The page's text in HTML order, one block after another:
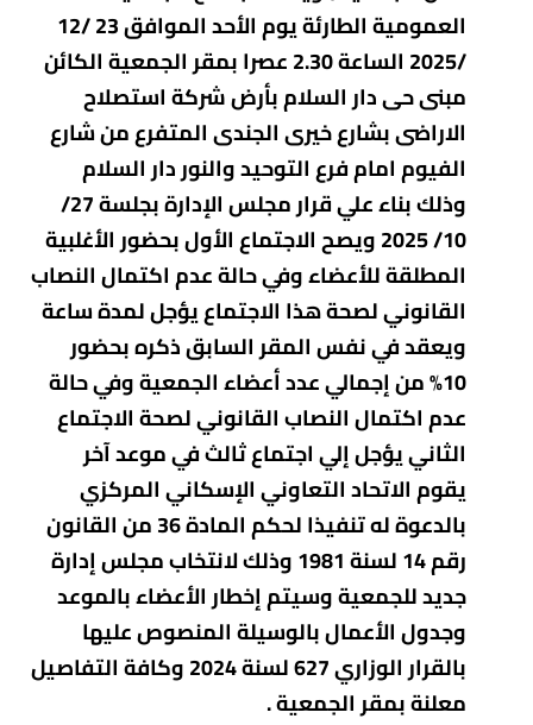
العمومية الطارئة يوم الأحد الموافق 23 /12
/2025 الساعة 2.30 عصرا بمقر الجمعية الكائن
مبنى حى دار السلام بأرض شركة استصلاح
الاراضى بشارع خيرى الجندى المتفرع من شارع
الفيوم امام فرع التوحيد والنور دار السلام
وذلك بناء علي قرار مجلس الإدارة بجلسة 27/
10/ 2025 ويصح الاجتماع الأول بحضور الأغلبية
المطلقة للأعضاء وفي حالة عدم اكتمال النصاب
القانوني لصحة هذا الاجتماع يؤجل لمدة ساعة
ويعقد في نفس المقر السابق ذكره بحضور
10% من إجمالي عدد أعضاء الجمعية وفي حالة
عدم اكتمال النصاب القانوني لصحة الاجتماع
الثاني يؤجل إلي اجتماع ثالث في موعد آخر
يقوم الاتحاد التعاوني الإسكاني المركزي
بالدعوة له تنفيذا لحكم المادة 36 من القانون
رقم 14 لسنة 1981 وذلك لانتخاب مجلس إدارة
جديد للجمعية وسيتم إخطار الأعضاء بالموعد
وجدول الأعمال بالوسيلة المنصوص عليها
بالقرار الوزاري 627 لسنة 2024 وكافة التفاصيل
معلنة بمقر الجمعية .